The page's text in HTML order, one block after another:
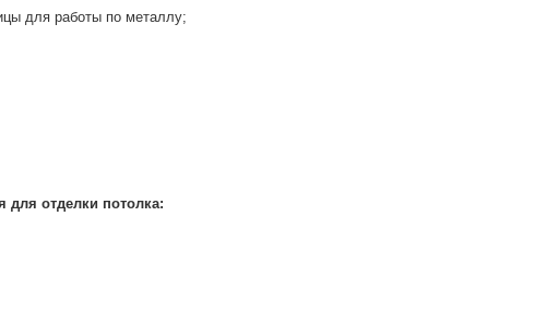
для работы по металлу;
для отделки потолка: